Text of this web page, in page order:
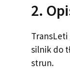
2.
silnik do
strun.